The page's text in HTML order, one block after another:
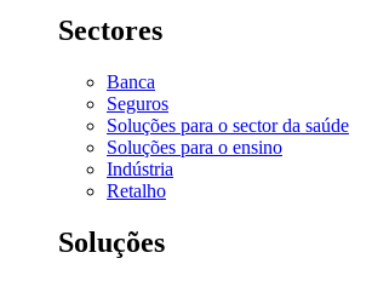
Sectores
Banca
Seguros
Soluções para o sector da saúde
Soluções para o ensino
Indústria
Retalho
Soluções